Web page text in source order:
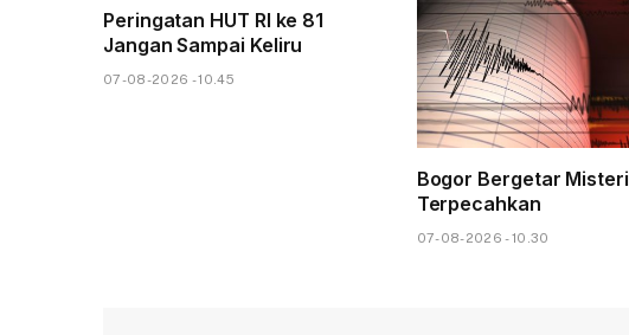
Peringatan HUT RI ke 81
Jangan Sampai Keliru
07-08-2026 - 10.45
Bogor Bergetar Misteri
Terpecahkan
07-08-2026 - 10.30